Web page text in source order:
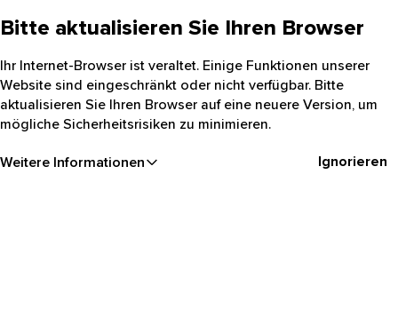
Bitte aktualisieren Sie Ihren Browser
Ihr Internet-Browser ist veraltet. Einige Funktionen unserer
Website sind eingeschränkt oder nicht verfügbar. Bitte
aktualisieren Sie Ihren Browser auf eine neuere Version, um
mögliche Sicherheitsrisiken zu minimieren.
Weitere Informationen Ignorieren